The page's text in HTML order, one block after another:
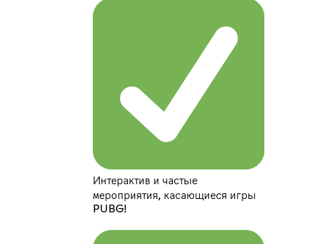
Интерактив и частые
мероприятия, касающиеся игры
PUBG!